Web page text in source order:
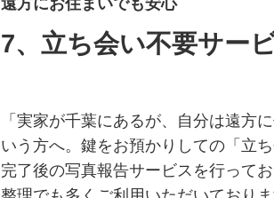
遠方にお住まいでも安心
7、 立ち会い不要サー
「実家が千葉にあるが、自分は遠方
いう方へ。鍵をお預かりしての「立
完了後の写真報告サービスを行って